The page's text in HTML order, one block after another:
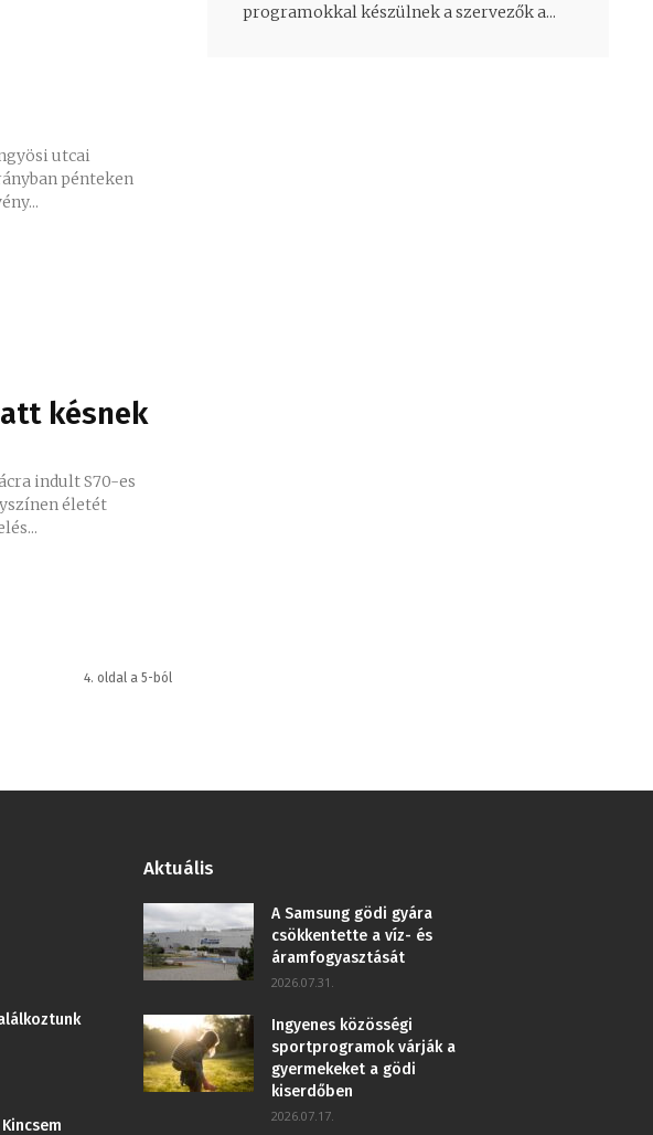
utcai
pénteken
késnek
indult S70-es
életét
4. oldal a 5-ból
programokkal készülnek a szervezők a...
Aktuális
A Samsung gödi gyára
csökkentette a víz- és
áramfogyasztását
2026.07.31.
Ingyenes közösségi
sportprogramok várják a
gyermekeket a gödi
kiserdőben
2026.07.17.